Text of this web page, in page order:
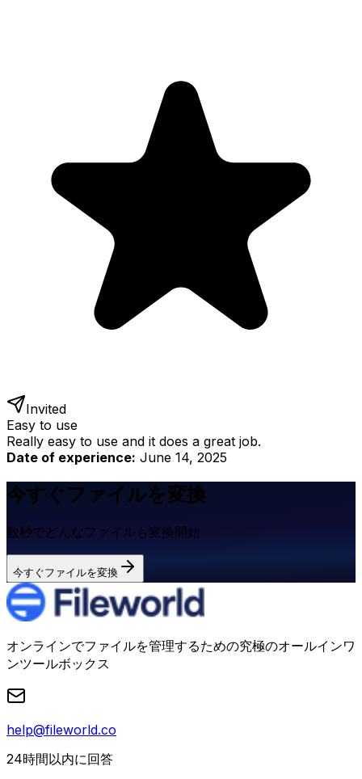
Invited
Easy to use
Really easy to use and it does a great job.
Date of experience: June 14, 2025
今すぐファイルを変換
数秒でどんなファイルも変換開始
今すぐファイルを変換
オンラインでファイルを管理するための究極のオールインワ
ンツールボックス
help@fileworld.co
24時間以内に回答